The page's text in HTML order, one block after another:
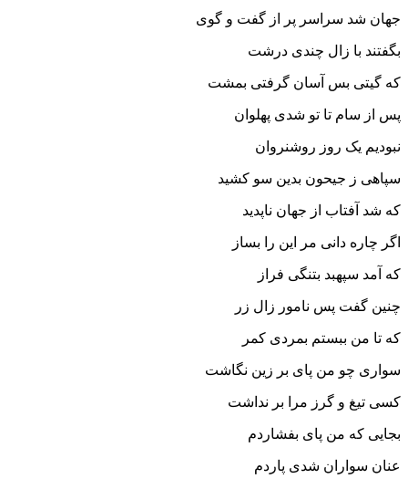
جهان شد سراسر پر از گفت و گوى‏
بگفتند با زال چندى درشت
که گیتى بس آسان گرفتى بمشت‏
پس از سام تا تو شدى پهلوان
نبودیم یک روز روشن‏روان‏
سپاهى ز جیحون بدین سو کشید
که شد آفتاب از جهان ناپدید
اگر چاره دانى مر این را بساز
که آمد سپهبد بتنگى فراز
چنین گفت پس نامور زال زر
که تا من ببستم بمردى کمر
سوارى چو من پاى بر زین نگاشت
کسى تیغ و گرز مرا بر نداشت‏
بجایى که من پاى بفشاردم
عنان سواران شدى پاردم‏